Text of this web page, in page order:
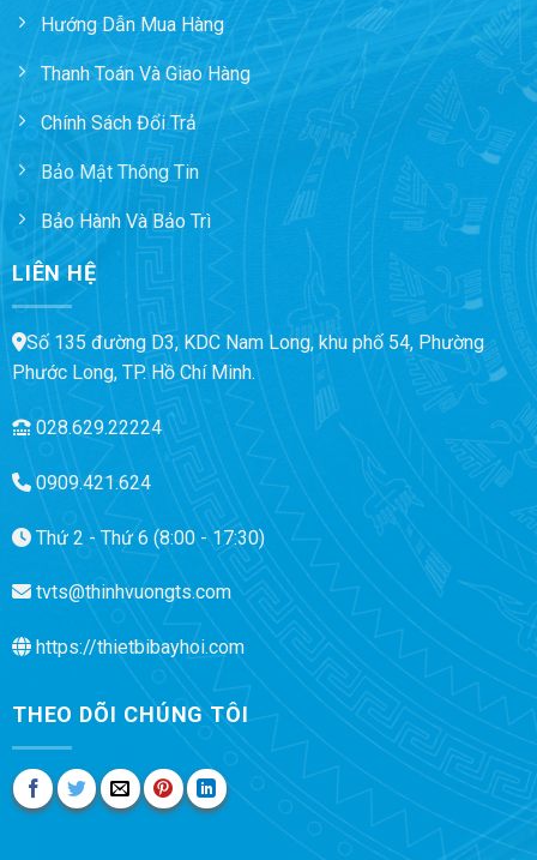
Hướng Dẫn Mua Hàng
Thanh Toán Và Giao Hàng
Chính Sách Đổi Trả
Bảo Mật Thông Tin
Bảo Hành Và Bảo Trì
LIÊN HỆ
Số 135 đường D3, KDC Nam Long, khu phố 54, Phường
Phước Long, TP. Hồ Chí Minh.
028.629.22224
0909.421.624
Thứ 2 - Thứ 6 (8:00 - 17:30)
tvts@thinhvuongts.com
https://thietbibayhoi.com
THEO DÕI CHÚNG TÔI